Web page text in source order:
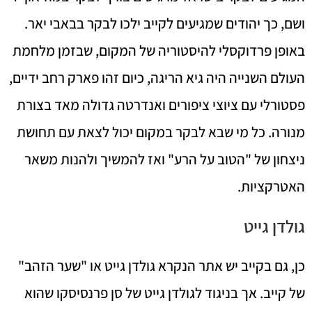
ושם, כך יהודים שמגיעים לקייב ילכו לבקר בבאבי יאר.
באופן פרדוקסלי להיסטוריה של המקום, שבזמן מלחמת
העולם השנייה היה גיא הריגה, כיום זהו פארק רחב ידיים,
פסטורלי עם ציוצי ציפורים ואנדרטה גדולה מאד בצורת
מנורה. כל מי שבא לבקר במקום יכול לצאת עם תחושת
ניצחון של "הטוב על הרע" ואז להמשיך ולהנות משאר
האטרקציות.
גולדן גייט
כן, גם בקייב יש אתר הנקרא גולדן גייט או "שער הזהב"
של קייב. אך בניגוד לגולדן גייט של סן פרנסיסקו שהוא